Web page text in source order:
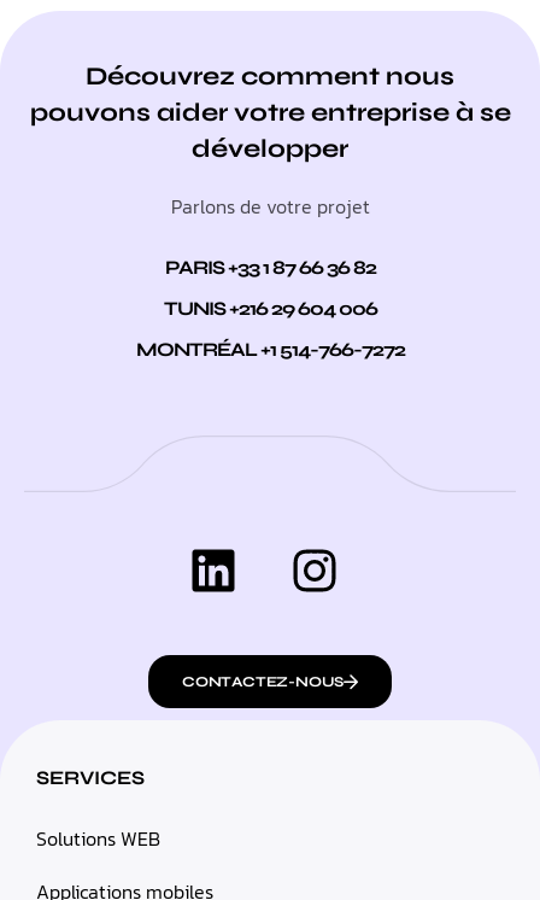
Découvrez comment nous
pouvons aider votre entreprise à se
développer
Parlons de votre projet
PARIS +33 1 87 66 36 82
TUNIS +216 29 604 006
MONTRÉAL +1 514-766-7272
CONTACTEZ-NOUS
SERVICES
Solutions WEB
Applications mobiles